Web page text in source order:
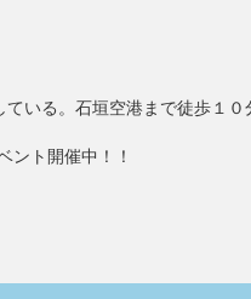
いる。石垣空港まで徒歩１
ト開催中！！